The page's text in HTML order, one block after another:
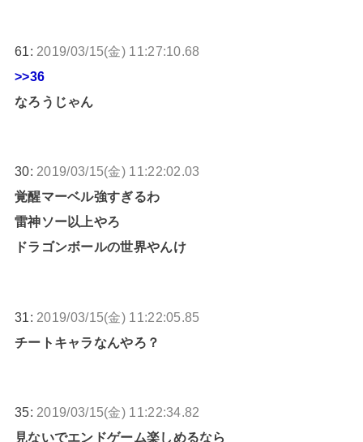
61: 2019/03/15(金) 11:27:10.68
>>36
なろうじゃん
30: 2019/03/15(金) 11:22:02.03
覚醒マーベル強すぎるわ
雷神ソー以上やろ
ドラゴンボールの世界やんけ
31: 2019/03/15(金) 11:22:05.85
チートキャラなんやろ？
35: 2019/03/15(金) 11:22:34.82
見ないでエンドゲーム楽しめるなら